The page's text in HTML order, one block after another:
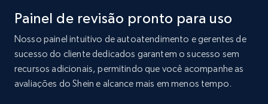
2.1K+ 355+ Comece agora
Home Depot US - Discover products by
specified UPC
Painel de revisão pronto para uso
Nosso painel intuitivo de autoatendimento e gerentes de
sucesso do cliente dedicados garantem o sucesso sem
recursos adicionais, permitindo que você acompanhe as
avaliações do Shein e alcance mais em menos tempo.